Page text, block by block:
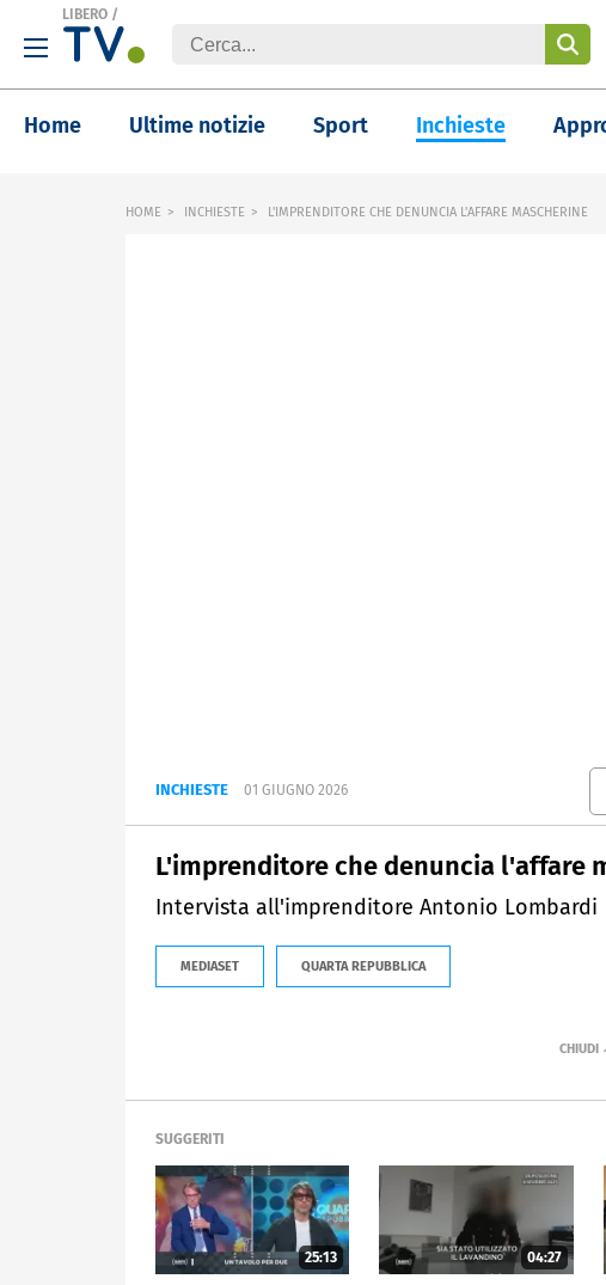
LIBERO /
Home Ultime notizie Sport Inchieste
HOME INCHIESTE L'IMPRENDITORE CHE DENUNCIA L'AFFARE MASCHERINE
INCHIESTE 01 GIUGNO 2026
L'imprenditore che denuncia l'affare
Intervista all'imprenditore Antonio Lombardi
MEDIASET QUARTA REPUBBLICA
SUGGERITI
25:13 04:27